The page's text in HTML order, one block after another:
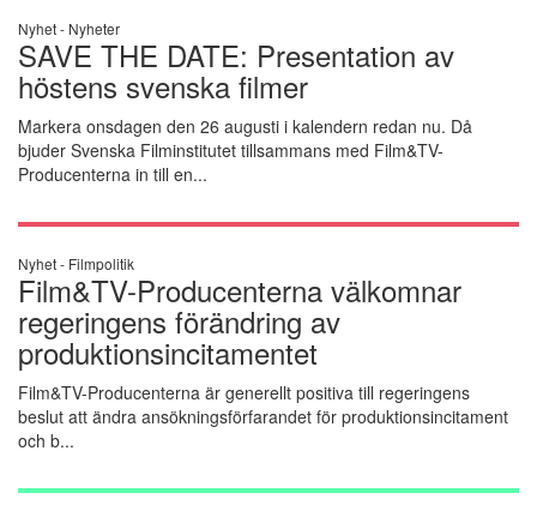
Nyhet - Nyheter
SAVE THE DATE: Presentation av
höstens svenska filmer
Markera onsdagen den 26 augusti i kalendern redan nu. Då
bjuder Svenska Filminstitutet tillsammans med Film&TV-
Producenterna in till en...
Nyhet - Filmpolitik
Film&TV-Producenterna välkomnar
regeringens förändring av
produktionsincitamentet
Film&TV-Producenterna är generellt positiva till regeringens
beslut att ändra ansökningsförfarandet för produktionsincitament
och b...